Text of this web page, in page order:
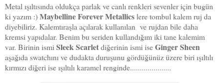
Metal ışıltısında oldukça parlak ve canlı renkleri sevenler için bugün
ki yazım :)Maybelline Forever Metallicslere tombul kalem ruj da
diyebiliriz. Kalemtıraşla açılarak kullanılan ve rujdan bile daha
kremsi yapıdalar. Benim bu seriden kullandığım iki tane kalemim
var. Birinin ismi Sleek Scarletdiğerinin ismi iseGinger Sheen
aşağıda swatchını ve dudakta duruşunu gördüğünüz üzere biri ışıltılı
kırmızı diğeri ise ışıltılı karamel renginde.....................